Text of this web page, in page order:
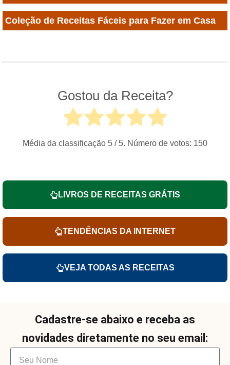
Coleção de Receitas Fáceis para Fazer em Casa
Gostou da Receita?
Média da classificação 5 / 5. Número de votos: 150
LIVROS DE RECEITAS GRÁTIS
TENDÊNCIAS DA INTERNET
VEJA TODAS AS RECEITAS
Cadastre-se abaixo e receba as
novidades diretamente no seu email: